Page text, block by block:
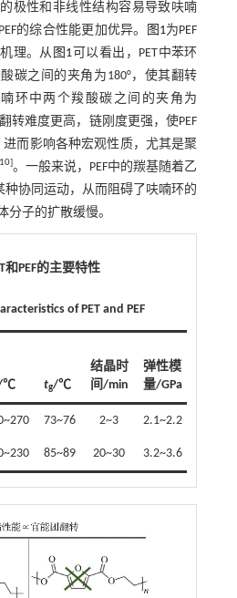
极性和非线性结构容易导致呋喃
的综合性能更加优异。
图1为PEF
理。从 图1 可以看出，PET中苯环
碳之间的夹角为180°，使其翻转
环中两个羧酸碳之间的夹角为
转难度更高，链刚度更强，使PEF
而影响各种宏观性质，尤其是聚
。一般来说，PEF中的羰基随着乙
种协同运动，从而阻碍了呋喃环的
分子的扩散缓慢。
和PEF的主要特性
of PET and PEF
℃ tg/℃
结晶时
间/min
弹性模
量/GPa
73~76 2~3 2.1~2.2
85~89 20~30 3.2~3.6